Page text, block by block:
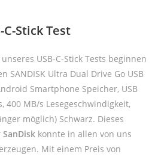
C-Stick Test
USB-C-Stick Tests beginnen
SANDISK Ultra Dual Drive Go USB
Smartphone Speicher, USB
400 MB/s Lesegeschwindigkeit,
möglich) Schwarz. Dieses
SanDisk konnte in allen von uns
Mit einem Preis von